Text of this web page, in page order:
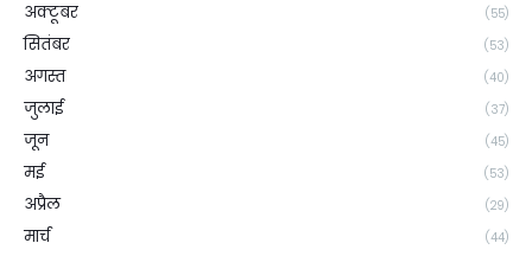
अक्टूबर (55)
सितंबर (53)
अगस्त (40)
जुलाई (37)
जून (45)
मई (53)
अप्रैल (29)
मार्च (44)